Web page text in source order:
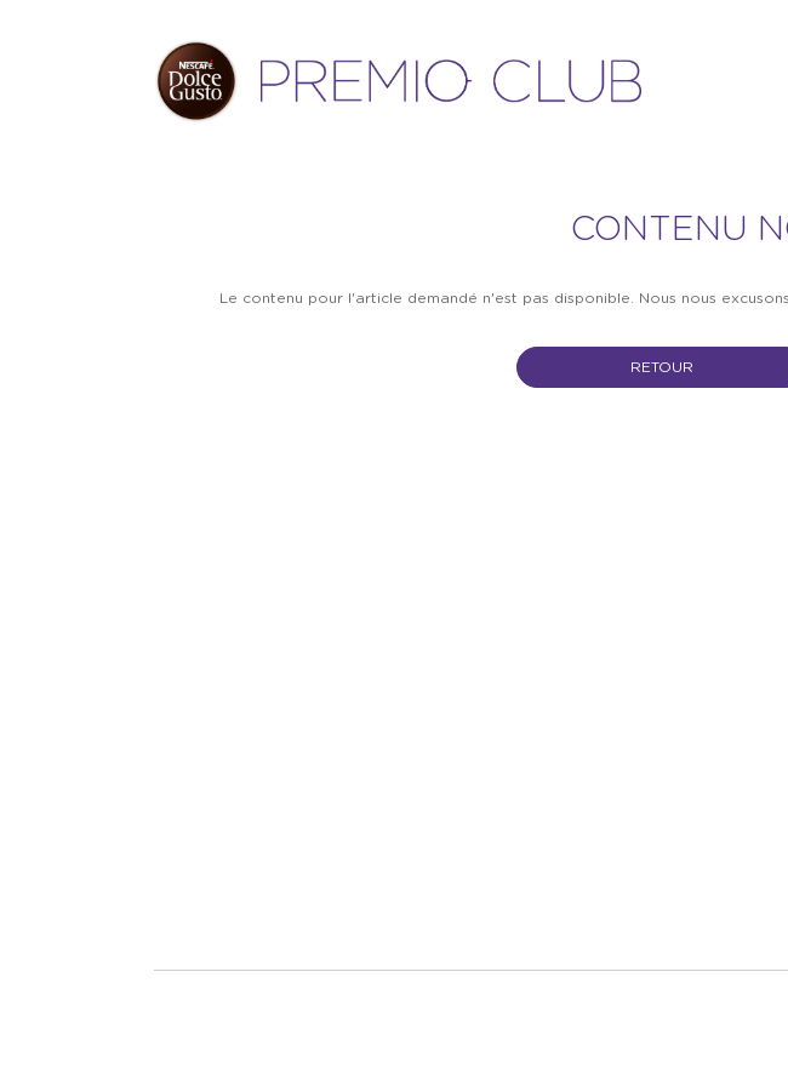
CONTENU
Le contenu pour l'article demandé n'est pas disponible. Nous nous
RETOUR